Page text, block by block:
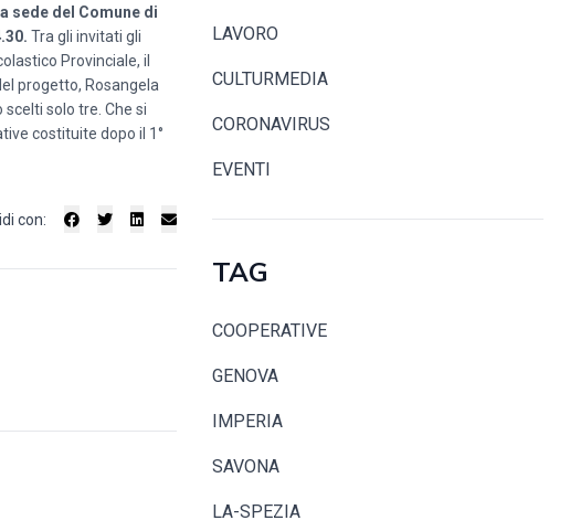
sede del Comune di
Tra gli invitati gli
Provinciale, il
progetto, Rosangela
solo tre. Che si
costituite dopo il 1°
con:
LAVORO
CULTURMEDIA
CORONAVIRUS
EVENTI
TAG
COOPERATIVE
GENOVA
IMPERIA
SAVONA
LA-SPEZIA